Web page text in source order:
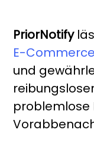
PriorNotify
E-
und
problemlose